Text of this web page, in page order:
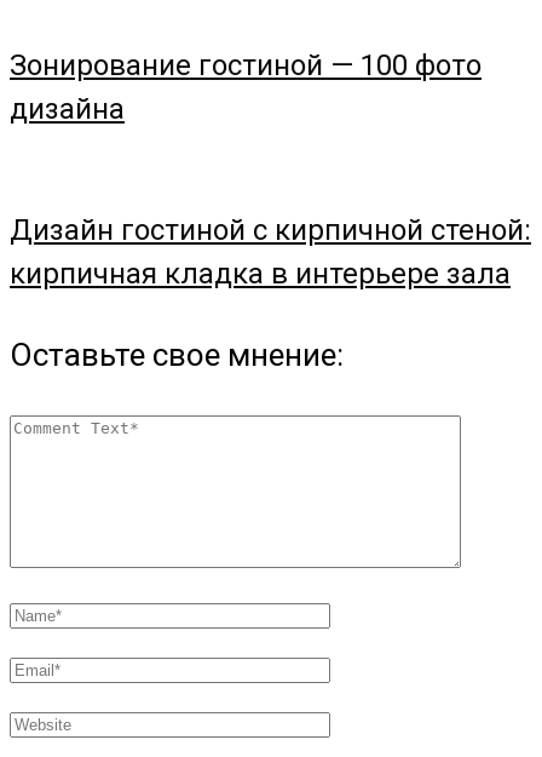
Зонирование гостиной — 100 фото
дизайна
Дизайн гостиной с кирпичной стеной:
кирпичная кладка в интерьере зала
Оставьте свое мнение: